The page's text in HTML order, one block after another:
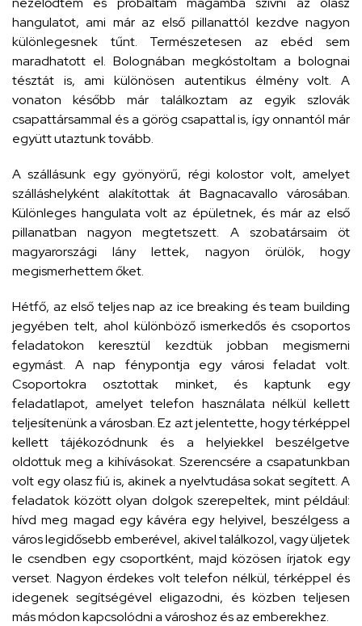
hangulatot, ami már az első pillanattól kezdve nagyon
különlegesnek tűnt. Természetesen az ebéd sem
maradhatott el. Bolognában megkóstoltam a bolognai
tésztát is, ami különösen autentikus élmény volt. A
vonaton később már találkoztam az egyik szlovák
csapattársammal és a görög csapattal is, így onnantól már
együtt utaztunk tovább.
A szállásunk egy gyönyörű, régi kolostor volt, amelyet
szálláshelyként alakítottak át Bagnacavallo városában.
Különleges hangulata volt az épületnek, és már az első
pillanatban nagyon megtetszett. A szobatársaim öt
magyarországi lány lettek,
nagyon örülök, hogy
megismerhettem őket.
Hétfő, az első teljes nap az ice breaking és team building
jegyében telt, ahol különböző ismerkedős és csoportos
feladatokon keresztül kezdtük jobban megismerni
egymást. A nap fénypontja egy városi feladat volt.
Csoportokra osztottak minket, és kaptunk egy
feladatlapot, amelyet telefon használata nélkül kellett
teljesítenünk a városban. Ez azt jelentette, hogy térképpel
kellett tájékozódnunk és a helyiekkel beszélgetve
oldottuk meg a kihívásokat. Szerencsére a csapatunkban
volt egy olasz fiú is, akinek a nyelvtudása sokat segített. A
feladatok között olyan dolgok szerepeltek, mint például:
hívd meg magad egy kávéra egy helyivel, beszélgess a
város legidősebb emberével, akivel találkozol, vagy üljetek
le csendben egy csoportként, majd közösen írjatok egy
verset. Nagyon érdekes volt telefon nélkül, térképpel és
idegenek segítségével eligazodni, és közben teljesen
más módon kapcsolódni a városhoz és az emberekhez.